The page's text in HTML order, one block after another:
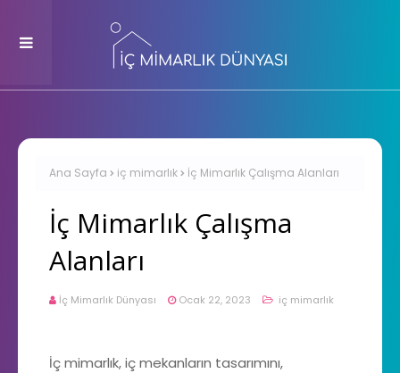
Ana Sayfa iç mimarlık İç Mimarlık Çalışma Alanları
İç Mimarlık Çalışma
Alanları
İç Mimarlık Dünyası Ocak 22, 2023 iç mimarlık
İç mimarlık, iç mekanların tasarımını,